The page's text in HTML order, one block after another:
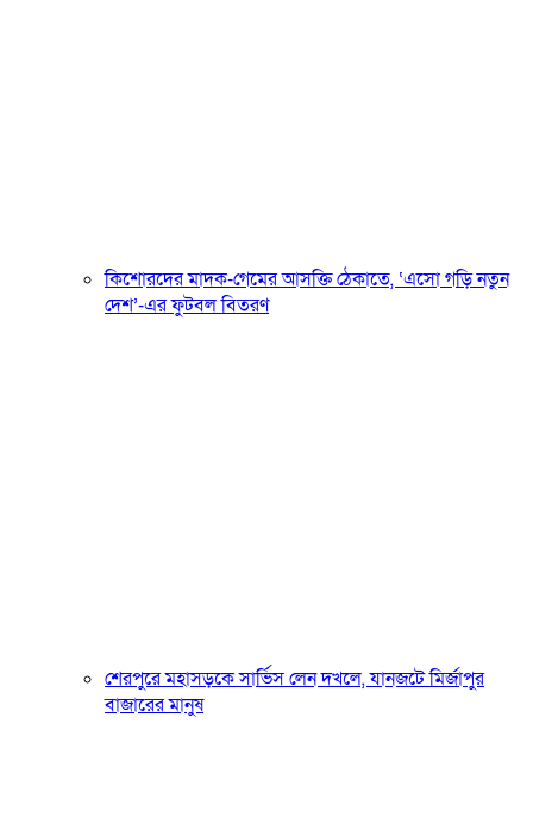
কিশোরদের মাদক-গেমের আসক্তি ঠেকাতে, ‘এসো গড়ি নতুন
দেশ’-এর ফুটবল বিতরণ
শেরপুরে মহাসড়কে সার্ভিস লেন দখলে, যানজটে মির্জাপুর
বাজারের মানুষ